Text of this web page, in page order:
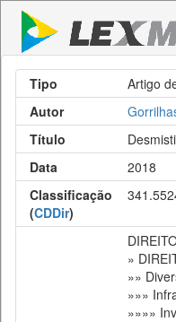
Tipo
Artigo
Autor
Título
Data
2018
Classificação
(CDDir)
»
»»
»»»
»»»»